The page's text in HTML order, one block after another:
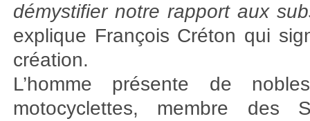
démystifier notre rapport aux
explique François Créton qui
création.
L’homme présente de
motocyclettes, membre des